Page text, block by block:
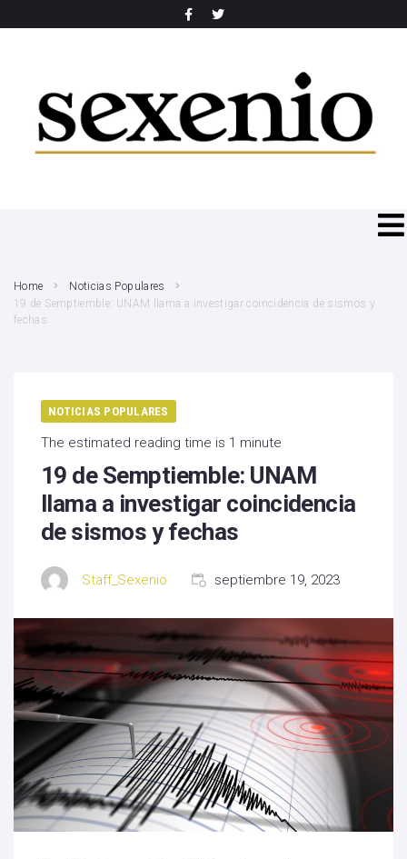
Home
Noticias Populares
19 de Semptiemble: UNAM llama a investigar coincidencia de sismos y
fechas
NOTICIAS POPULARES
The estimated reading time is 1 minute
19 de Semptiemble: UNAM
llama a investigar coincidencia
de sismos y fechas
Staff_Sexenio septiembre 19, 2023
SEARCH THIS WEBSITE